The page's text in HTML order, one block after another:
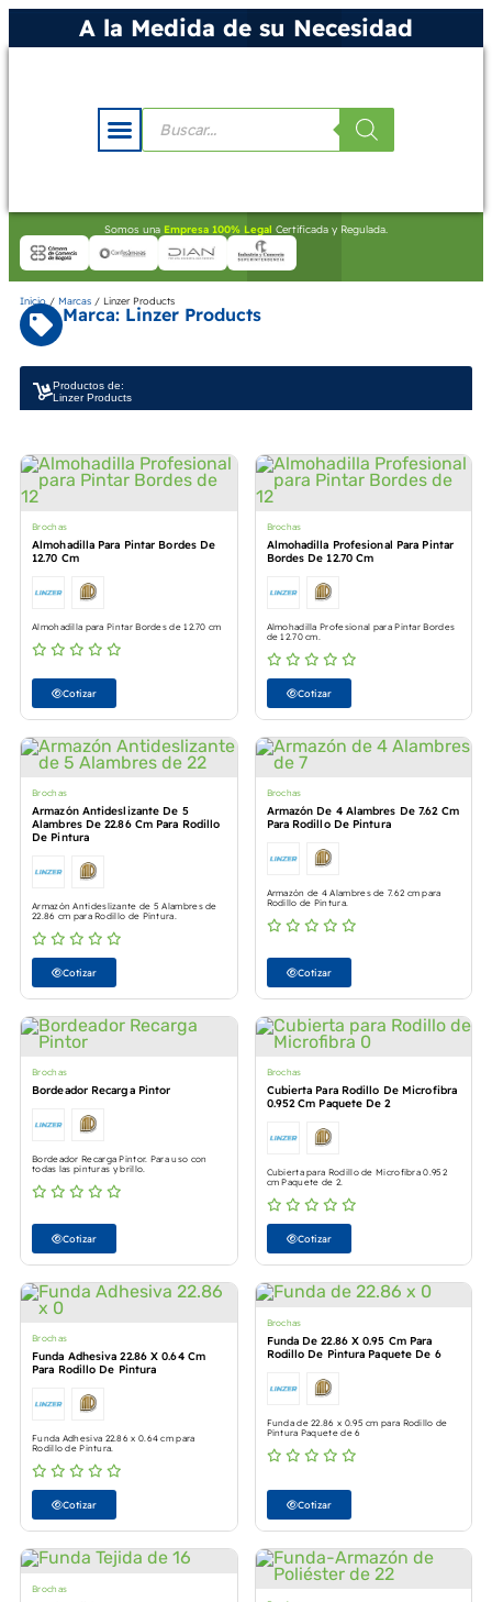
A la Medida de su Necesidad
Somos una Empresa 100% Legal Certificada y Regulada.
Inicio / Marcas / Linzer Products
Marca: Linzer Products
Productos de:
Linzer Products
Brochas
Almohadilla Para Pintar Bordes De
12.70 Cm
Almohadilla para Pintar Bordes de 12.70 cm
Cotizar
Brochas
Almohadilla Profesional Para Pintar
Bordes De 12.70 Cm
Almohadilla Profesional para Pintar Bordes
de 12.70 cm.
Cotizar
Brochas
Armazón Antideslizante De 5
Alambres De 22.86 Cm Para Rodillo
De Pintura
Armazón Antideslizante de 5 Alambres de
22.86 cm para Rodillo de Pintura.
Cotizar
Brochas
Armazón De 4 Alambres De 7.62 Cm
Para Rodillo De Pintura
Armazón de 4 Alambres de 7.62 cm para
Rodillo de Pintura.
Cotizar
Brochas
Bordeador Recarga Pintor
Bordeador Recarga Pintor. Para uso con
todas las pinturas y brillo.
Cotizar
Brochas
Cubierta Para Rodillo De Microfibra
0.952 Cm Paquete De 2
Cubierta para Rodillo de Microfibra 0.952
cm Paquete de 2.
Cotizar
Brochas
Funda Adhesiva 22.86 X 0.64 Cm
Para Rodillo De Pintura
Funda Adhesiva 22.86 x 0.64 cm para
Rodillo de Pintura.
Cotizar
Brochas
Funda De 22.86 X 0.95 Cm Para
Rodillo De Pintura Paquete De 6
Funda de 22.86 x 0.95 cm para Rodillo de
Pintura Paquete de 6
Cotizar
Brochas